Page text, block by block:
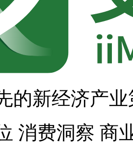
的新经济产
消费洞察 商